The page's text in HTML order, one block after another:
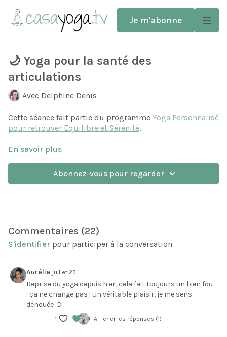
Je m'abonne
🌙 Yoga pour la santé des
articulations
Avec Delphine Denis
Cette séance fait partie du programme Yoga Personnalisé
pour retrouver Equilibre et Sérénité.
Dans cette séance, je vous invite à réveiller toutes vos
articulations, pour leur redonner mobilité et vitalité.
Par des mouvements simples et doux, nous allons :
Relancer la circulation de l’énergie (prana) dans tout
le corps.
séance peut être pratiquée à tout moment.
Pas besoin de matériel spécifique, une surface plane
suffit.
En savoir plus
Abonnez-vous pour regarder
Commentaires (22)
S'identifier pour participer à la conversation
Aurélie juillet 23
Reprise du yoga depuis hier, cela fait toujours un bien fou
! ça ne change pas ! Un véritable plaisir, je me sens
dénouée :D
1 Afficher les réponses (1)